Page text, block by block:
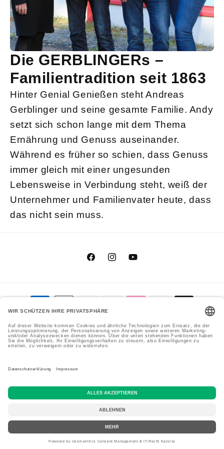
Die GERBLINGERs –
Familientradition seit 1863
Hinter Genial Genießen steht Andreas
Gerblinger und seine gesamte Familie. Andy
setzt sich schon lange mit dem Thema
Ernährung und Genuss auseinander.
Während es früher so schien, dass Genuss
immer gleich mit einer ungesunden
Lebensweise in Verbindung steht, weiß der
Unternehmer und Familienvater heute, dass
das nicht sein muss.
FacebookInstagram
Zahlungsmethoden
© 2026,Genial Genießen GmbHCookie-Einstellungen
Vertrag widerrufen